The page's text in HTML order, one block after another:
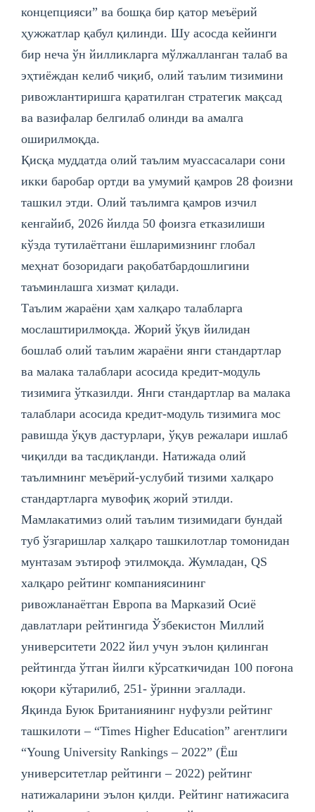
концепцияси” ва бошқа бир қатор меъёрий
ҳужжатлар қабул қилинди. Шу асосда кейинги
бир неча ўн йилликларга мўлжалланган талаб ва
эҳтиёждан келиб чиқиб, олий таълим тизимини
ривожлантиришга қаратилган стратегик мақсад
ва вазифалар белгилаб олинди ва амалга
оширилмоқда.
Қисқа муддатда олий таълим муассасалари сони
икки баробар ортди ва умумий қамров 28 фоизни
ташкил этди. Олий таълимга қамров изчил
кенгайиб, 2026 йилда 50 фоизга етказилиши
кўзда тутилаётгани ёшларимизнинг глобал
меҳнат бозоридаги рақобатбардошлигини
таъминлашга хизмат қилади.
Таълим жараёни ҳам халқаро талабларга
мослаштирилмоқда. Жорий ўқув йилидан
бошлаб олий таълим жараёни янги стандартлар
ва малака талаблари асосида кредит-модуль
тизимига ўтказилди. Янги стандартлар ва малака
талаблари асосида кредит-модуль тизимига мос
равишда ўқув дастурлари, ўқув режалари ишлаб
чиқилди ва тасдиқланди. Натижада олий
таълимнинг меъёрий-услубий тизими халқаро
стандартларга мувофиқ жорий этилди.
Мамлакатимиз олий таълим тизимидаги бундай
туб ўзгаришлар халқаро ташкилотлар томонидан
мунтазам эътироф этилмоқда. Жумладан, QS
халқаро рейтинг компаниясининг
ривожланаётган Европа ва Марказий Осиё
давлатлари рейтингида Ўзбекистон Миллий
университети 2022 йил учун эълон қилинган
рейтингда ўтган йилги кўрсаткичидан 100 поғона
юқори кўтарилиб, 251- ўринни эгаллади.
Яқинда Буюк Британиянинг нуфузли рейтинг
ташкилоти – “Times Highеr Education” агентлиги
“Young University Rankings – 2022” (Ёш
университетлар рейтинги – 2022) рейтинг
натижаларини эълон қилди. Рейтинг натижасига